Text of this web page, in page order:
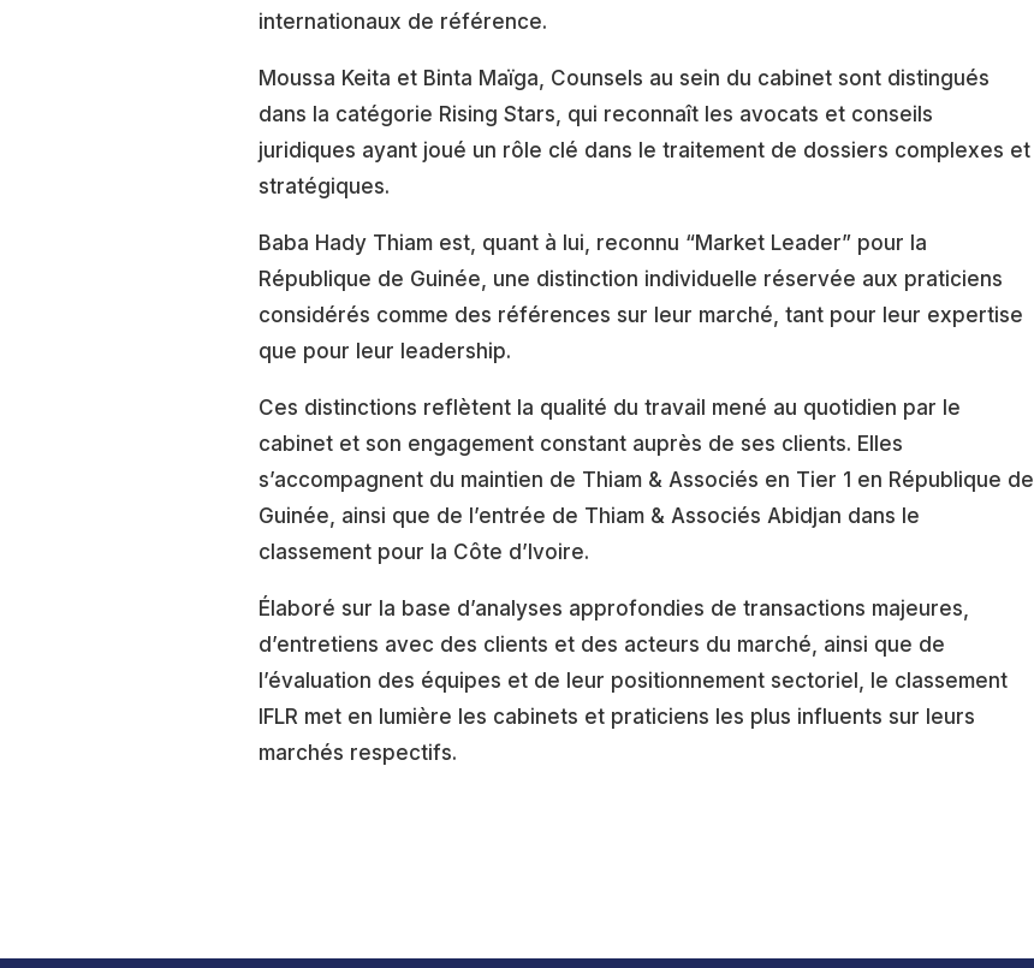
internationaux de référence.
Moussa Keita et Binta Maïga, Counsels au sein du cabinet sont distingués
dans la catégorie Rising Stars, qui reconnaît les avocats et conseils
juridiques ayant joué un rôle clé dans le traitement de dossiers complexes et
stratégiques.
Baba Hady Thiam est, quant à lui, reconnu “Market Leader” pour la
République de Guinée, une distinction individuelle réservée aux praticiens
considérés comme des références sur leur marché, tant pour leur expertise
que pour leur leadership.
Ces distinctions reflètent la qualité du travail mené au quotidien par le
cabinet et son engagement constant auprès de ses clients. Elles
s’accompagnent du maintien de Thiam & Associés en Tier 1 en République de
Guinée, ainsi que de l’entrée de Thiam & Associés Abidjan dans le
classement pour la Côte d’Ivoire.
Élaboré sur la base d’analyses approfondies de transactions majeures,
d’entretiens avec des clients et des acteurs du marché, ainsi que de
l’évaluation des équipes et de leur positionnement sectoriel, le classement
IFLR met en lumière les cabinets et praticiens les plus influents sur leurs
marchés respectifs.